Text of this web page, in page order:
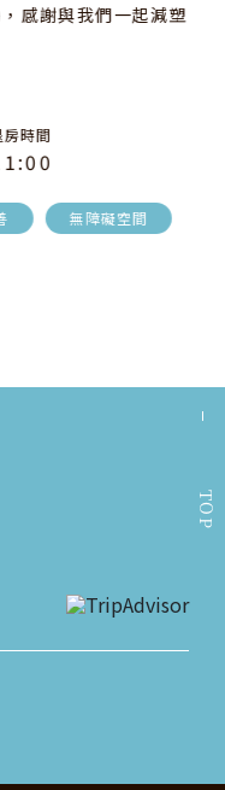
感謝與我們一起減塑
房時間
1:00
無障礙空間
TOP